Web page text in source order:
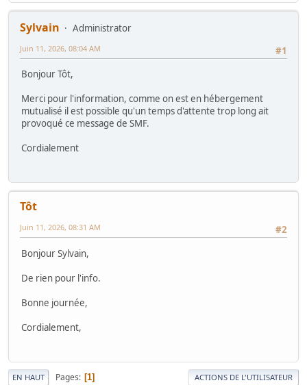
Sylvain
Administrator
#1
Juin 11, 2026, 08:04 AM
Bonjour Tôt,
Merci pour l'information, comme on est en hébergement
mutualisé il est possible qu'un temps d'attente trop long ait
provoqué ce message de SMF.
Cordialement
Tôt
#2
Juin 11, 2026, 08:31 AM
Bonjour Sylvain,
De rien pour l'info.
Bonne journée,
Cordialement,
EN HAUT Pages 1 ACTIONS DE L'UTILISATEUR